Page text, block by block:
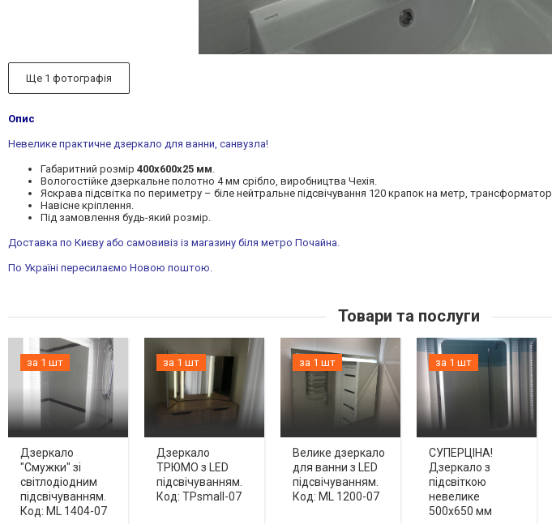
Ще 1 фотографія
Опис
Невелике практичне дзеркало для ванни, санвузла!
Габаритний розмір 400х600х25 мм
Вологостійке дзеркальне полотно 4 мм срібло, виробництва Чехія.
Яскрава підсвітка по периметру – біле нейтральне підсвічування 120 крапок на метр, трансформатор.
Навісне кріплення.
Під замовлення будь-який розмір.
Доставка по Києву або самовивіз із магазину біля метро Почайна.
По Україні пересилаємо Новою поштою.
Товари та послуги
за 1 шт
Дзеркало
"Смужки" зі
світлодіодним
підсвічуванням.
Код: ML 1404-07
за 1 шт
Дзеркало
ТРЮМО з LED
підсвічуванням.
Код: TPsmall-07
за 1 шт
Велике дзеркало
для ванни з LED
підсвічуванням.
Код: ML 1200-07
за 1 шт
СУПЕРЦІНА!
Дзеркало з
підсвіткою
невелике
500х650 мм